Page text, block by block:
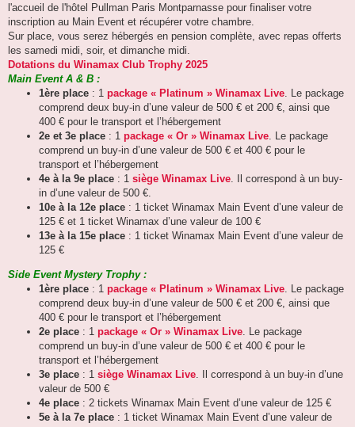
l'accueil de l'hôtel Pullman Paris Montparnasse pour finaliser votre
inscription au Main Event et récupérer votre chambre.
Sur place, vous serez hébergés en pension complète, avec repas offerts
les samedi midi, soir, et dimanche midi.
Dotations du Winamax Club Trophy 2025
Main Event A & B :
1ère place : 1 package « Platinum » Winamax Live . Le package
comprend deux buy-in d’une valeur de 500 € et 200 €, ainsi que
400 € pour le transport et l’hébergement
2e et 3e place : 1 package « Or » Winamax Live . Le package
comprend un buy-in d’une valeur de 500 € et 400 € pour le
transport et l’hébergement
4e à la 9e place : 1 siège Winamax Live . Il correspond à un buy-
in d’une valeur de 500 €.
10e à la 12e place : 1 ticket Winamax Main Event d’une valeur de
125 € et 1 ticket Winamax d’une valeur de 100 €
13e à la 15e place : 1 ticket Winamax Main Event d’une valeur de
125 €
Side Event Mystery Trophy :
1ère place : 1 package « Platinum » Winamax Live . Le package
comprend deux buy-in d’une valeur de 500 € et 200 €, ainsi que
400 € pour le transport et l’hébergement
2e place : 1 package « Or » Winamax Live . Le package
comprend un buy-in d’une valeur de 500 € et 400 € pour le
transport et l’hébergement
3e place : 1 siège Winamax Live . Il correspond à un buy-in d’une
valeur de 500 €
4e place : 2 tickets Winamax Main Event d’une valeur de 125 €
5e à la 7e place : 1 ticket Winamax Main Event d’une valeur de